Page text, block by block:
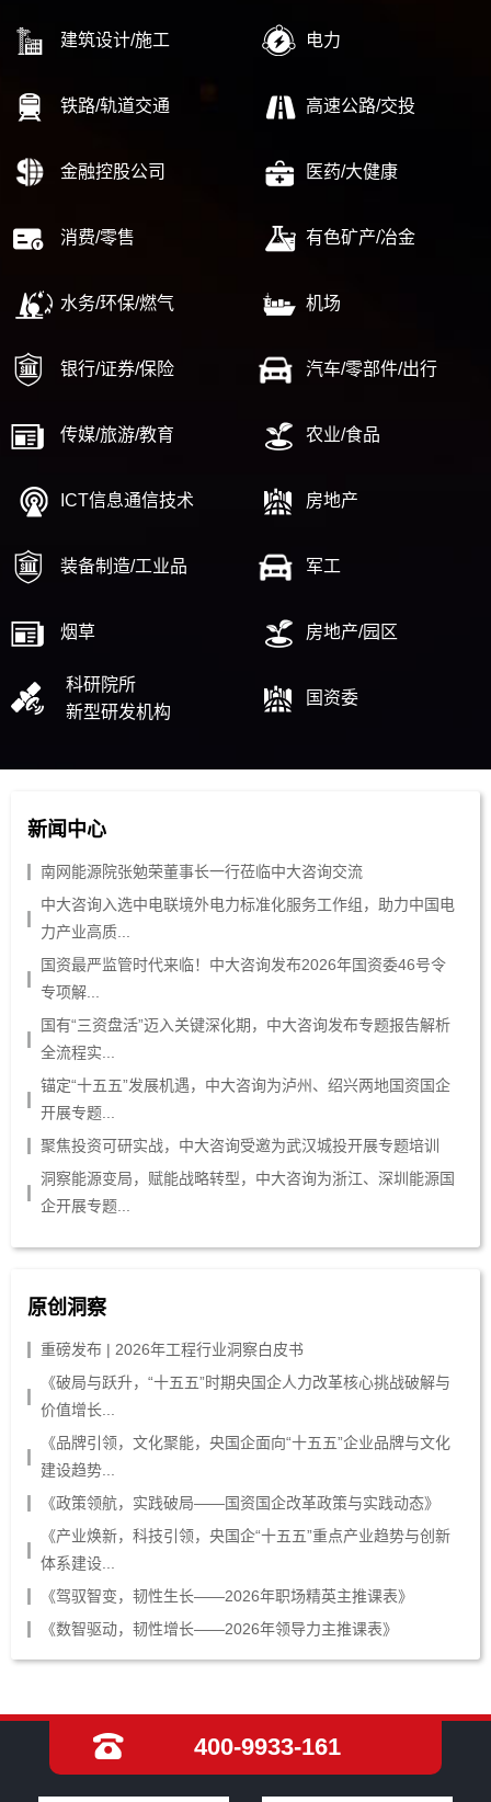
建筑设计/施工 电力
铁路/轨道交通 高速公路/交投
金融控股公司 医药/大健康
消费/零售 有色矿产/冶金
水务/环保/燃气 机场
银行/证券/保险 汽车/零部件/出行
传媒/旅游/教育 农业/食品
ICT信息通信技术 房地产
装备制造/工业品 军工
烟草 房地产/园区
科研院所
新型研发机构
国资委
新闻中心
南网能源院张勉荣董事长一行莅临中大咨询交流
中大咨询入选中电联境外电力标准化服务工作组，助力中国电
力产业高质...
国资最严监管时代来临！中大咨询发布2026年国资委46号令
专项解...
国有“三资盘活”迈入关键深化期，中大咨询发布专题报告解析
全流程实...
锚定“十五五”发展机遇，中大咨询为泸州、绍兴两地国资国企
开展专题...
聚焦投资可研实战，中大咨询受邀为武汉城投开展专题培训
洞察能源变局，赋能战略转型，中大咨询为浙江、深圳能源国
企开展专题...
原创洞察
重磅发布 | 2026年工程行业洞察白皮书
《破局与跃升，“十五五”时期央国企人力改革核心挑战破解与
价值增长...
《品牌引领，文化聚能，央国企面向“十五五”企业品牌与文化
建设趋势...
《政策领航，实践破局——国资国企改革政策与实践动态》
《产业焕新，科技引领，央国企“十五五”重点产业趋势与创新
体系建设...
《驾驭智变，韧性生长——2026年职场精英主推课表》
《数智驱动，韧性增长——2026年领导力主推课表》
400-9933-161